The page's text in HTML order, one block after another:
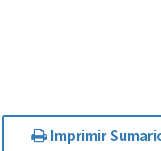
Imprimir